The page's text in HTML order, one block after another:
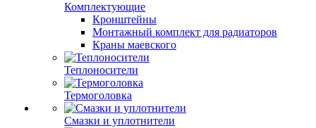
Комплектующие
Кронштейны
Монтажный комплект для радиаторов
Краны маевского
Теплоносители
Термоголовка
Смазки и уплотнители